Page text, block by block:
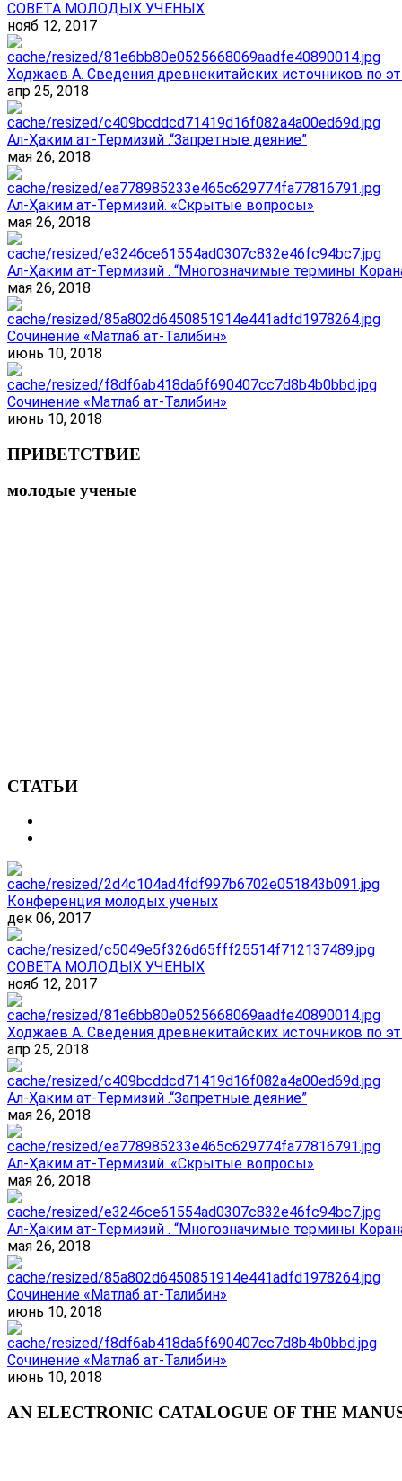
СОВЕТА МОЛОДЫХ УЧЕНЫХ
нояб 12, 2017
Ходжаев А. Сведения древнекитайских источников по
апр 25, 2018
Ал-Ҳаким ат-Термизий .“Запретные деяние”
мая 26, 2018
Ал-Ҳаким ат-Термизий. «Скрытые вопросы»
мая 26, 2018
Ал-Ҳаким ат-Термизий . “Многозначимые термины
мая 26, 2018
Сочинение «Матлаб ат-Талибин»
июнь 10, 2018
Сочинение «Матлаб ат-Талибин»
июнь 10, 2018
ПРИВЕТСТВИЕ
молодые ученые
СТАТЬИ
Конференция молодых ученых
дек 06, 2017
СОВЕТА МОЛОДЫХ УЧЕНЫХ
нояб 12, 2017
Ходжаев А. Сведения древнекитайских источников по
апр 25, 2018
Ал-Ҳаким ат-Термизий .“Запретные деяние”
мая 26, 2018
Ал-Ҳаким ат-Термизий. «Скрытые вопросы»
мая 26, 2018
Ал-Ҳаким ат-Термизий . “Многозначимые термины
мая 26, 2018
Сочинение «Матлаб ат-Талибин»
июнь 10, 2018
Сочинение «Матлаб ат-Талибин»
июнь 10, 2018
AN ELECTRONIC CATALOGUE OF THE